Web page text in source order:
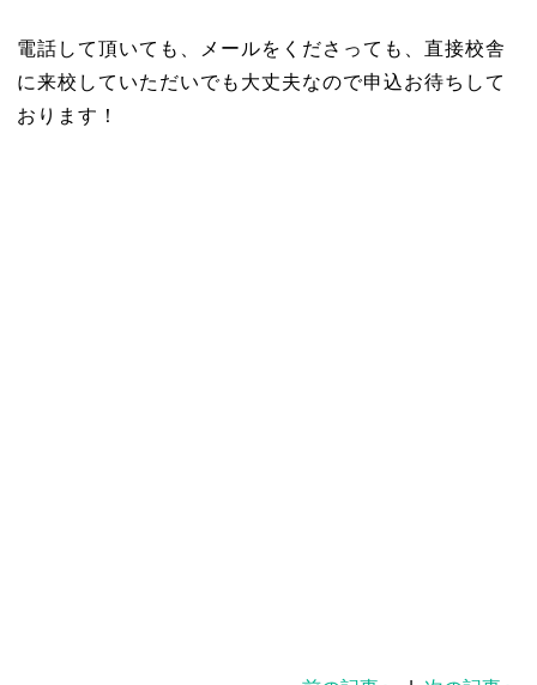
電話して頂いても、メールをくださっても、直接校舎
に来校していただいでも大丈夫なので申込お待ちして
おります！